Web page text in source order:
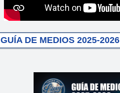
GUÍA DE MEDIOS 2025-2026